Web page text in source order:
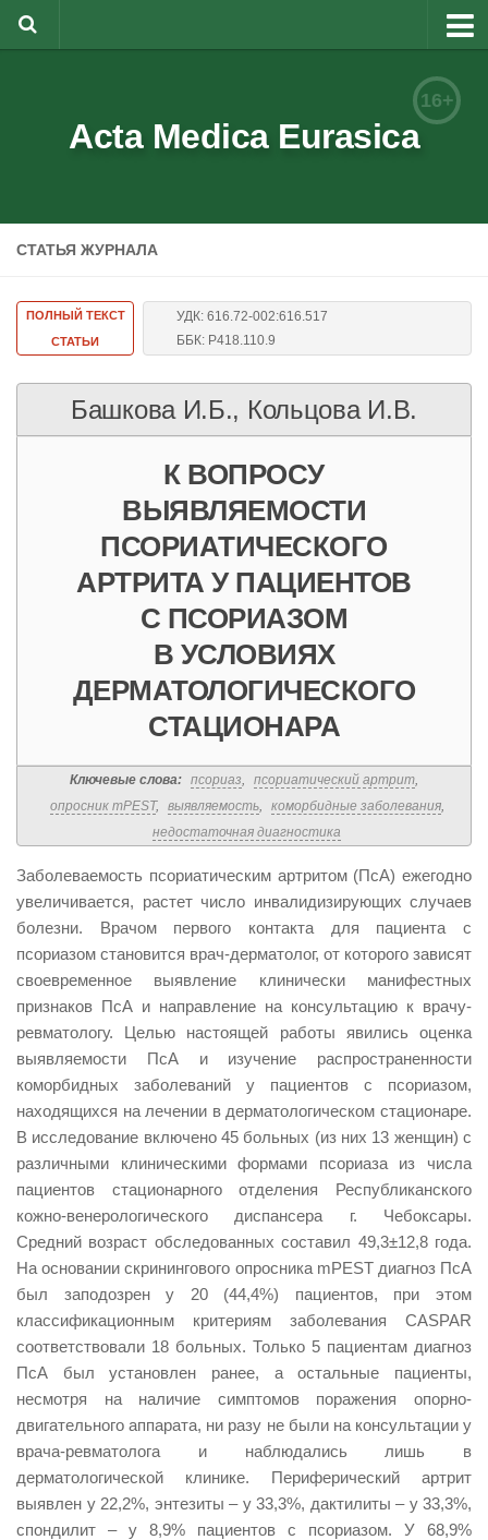
Редакционная коллегия
Бланки документов
16+
Acta Medica Eurasica
СТАТЬЯ ЖУРНАЛА
ПОЛНЫЙ ТЕКСТ
СТАТЬИ
УДК: 616.72-002:616.517
ББК: Р418.110.9
Башкова И.Б., Кольцова И.В.
К ВОПРОСУ
ВЫЯВЛЯЕМОСТИ
ПСОРИАТИЧЕСКОГО
АРТРИТА У ПАЦИЕНТОВ
С ПСОРИАЗОМ
В УСЛОВИЯХ
ДЕРМАТОЛОГИЧЕСКОГО
СТАЦИОНАРА
Ключевые слова: псориаз, псориатический артрит,
опросник mPEST, выявляемость, коморбидные заболевания,
недостаточная диагностика
Заболеваемость псориатическим артритом (ПсА) ежегодно
увеличивается, растет число инвалидизирующих случаев
болезни. Врачом первого контакта для пациента с
псориазом становится врач-дерматолог, от которого зависят
своевременное выявление клинически манифестных
признаков ПсА и направление на консультацию к врачу-
ревматологу. Целью настоящей работы явились оценка
выявляемости ПсА и изучение распространенности
коморбидных заболеваний у пациентов с псориазом,
находящихся на лечении в дерматологическом стационаре.
В исследование включено 45 больных (из них 13 женщин) с
различными клиническими формами псориаза из числа
пациентов стационарного отделения Республиканского
кожно-венерологического диспансера г. Чебоксары.
Средний возраст обследованных составил 49,3±12,8 года.
На основании скринингового опросника mPEST диагноз ПсА
был заподозрен у 20 (44,4%) пациентов, при этом
классификационным критериям заболевания CASPAR
соответствовали 18 больных. Только 5 пациентам диагноз
ПсА был установлен ранее, а остальные пациенты,
несмотря на наличие симптомов поражения опорно-
двигательного аппарата, ни разу не были на консультации у
врача-ревматолога и наблюдались лишь в
дерматологической клинике. Периферический артрит
выявлен у 22,2%, энтезиты – у 33,3%, дактилиты – у 33,3%,
спондилит – у 8,9% пациентов с псориазом. У 68,9%